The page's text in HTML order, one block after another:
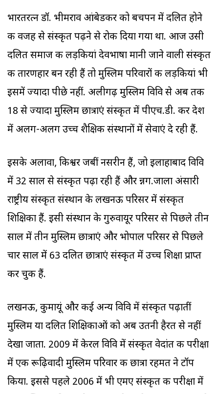
भारतरत्न डॉ. भीमराव आंबेडकर को बचपन में दलित होने
की वजह से संस्कृत पढ़ने से रोक दिया गया था. आज उसी
दलित समाज की लड़कियां देवभाषा मानी जाने वाली संस्कृत
की तारणहार बन रही हैं तो मुस्लिम परिवारों की लड़कियां भी
इसमें ज्‍यादा पीछे नहीं. अलीगढ़ मुस्लिम विवि से अब तक
18 से ज्‍यादा मुस्लिम छात्राएं संस्कृत में पीएच.डी. कर देश
में अलग-अलग उच्च शैक्षिक संस्थानों में सेवाएं दे रही हैं.
इसके अलावा, किश्वर जबीं नसरीन हैं, जो इलाहाबाद विवि
में 32 साल से संस्कृत पढ़ा रही हैं और न्नग.जाला अंसारी
राष्ट्रीय संस्कृत संस्थान के लखनऊ परिसर में संस्कृत
शिक्षिका हैं. इसी संस्थान के गुरुवायूर परिसर से पिछले तीन
साल में तीन मुस्लिम छात्राएं और भोपाल परिसर से पिछले
चार साल में 63 दलित छात्राएं संस्कृत में उच्च शिक्षा प्राप्त
कर चुकी हैं.
लखनऊ, कुमायूं और कई अन्य विवि में संस्कृत पढ़ातीं
मुस्लिम या दलित शिक्षिकाओं को अब उतनी हैरत से नहीं
देखा जाता. 2009 में केरल विवि में संस्कृत वेदांत की परीक्षा
में एक रूढ़िवादी मुस्लिम परिवार की छात्रा रहमत ने टॉप
किया. इससे पहले 2006 में भी एमए संस्कृत की परीक्षा में